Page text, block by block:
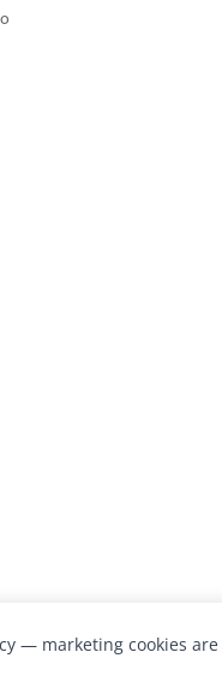
— marketing cookies